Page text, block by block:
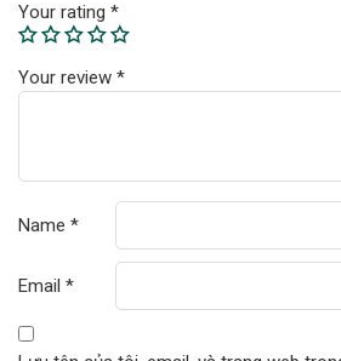
Your rating *
Your review *
Name *
Email *